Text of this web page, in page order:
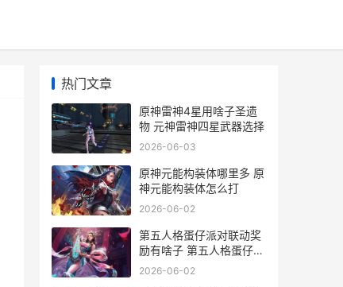
热门文章
原神雷神4星用啥子圣遗
物 元神雷神四星武器选择
2026-06-03
原神元能构装体哪里多 原
神元能构装体怎么打
2026-06-02
第五人格蛋仔派对联动奖
励有啥子 第五人格蛋仔派
对联动保底多少钱
2026-06-02